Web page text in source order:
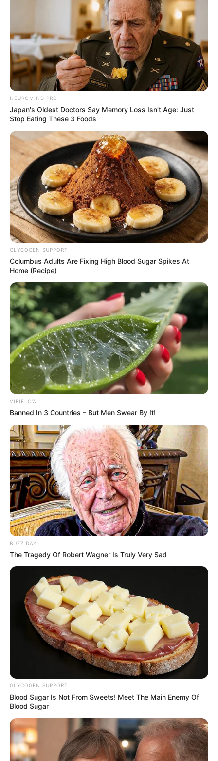
SINETRON
Selain Talitha Curtis, Ini Para
Pemeran Drama Kolosan ‘Nyi
Roro Kidul’ MNCTV
Penulis:staff dailysia |10 Maret 2019
MNC TV baru saja menayangkan drama kolosal terbaru mereka
“Nyi Roro Kidul”. Drama ini bercerita tentang perjalanan Dewi
Nawang Wulan hingga menjadi sosok Nyi Roro Kidul yang
kisahnya telah melegenda sebagai penguasa laut selatan.
Drama “Nyi Roro Kidul” ini tayang perdana mulai 4 Maret 2019
dan akan tayang setiap harinya pukul 20.20 WIB di MNC TV.
Baca:Diangkat dari Kisah Rakyat, Ini 4 Fakta Menarik Nyi Roro
Kidul MNCTV
Yuk, intip deretan para pemain Nyi Roro Kidul.
1. Talitha Curtis sebagai Nyi Roro Kidul
NEUROMIND PRO
Japan's Oldest Doctors Say Memory Loss Isn't Age: Just
Stop Eating These 3 Foods
GLYCOGEN SUPPORT
Columbus Adults Are Fixing High Blood Sugar Spikes At
Home (Recipe)
VIRIFLOW
Banned In 3 Countries – But Men Swear By It!
BUZZ DAY
The Tragedy Of Robert Wagner Is Truly Very Sad
GLYCOGEN SUPPORT
Blood Sugar Is Not From Sweets! Meet The Main Enemy Of
Blood Sugar